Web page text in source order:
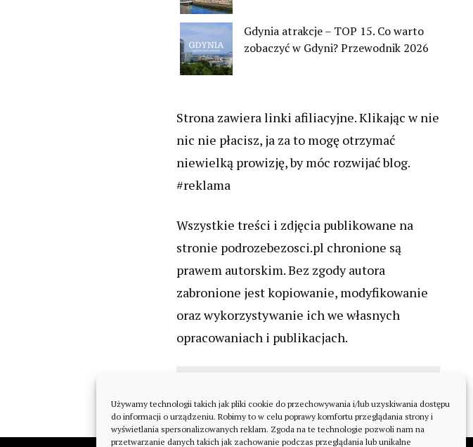
Używamy technologii takich jak pliki cookie do przechowywania i/lub uzyskiwania dostępu
do informacji o urządzeniu. Robimy to w celu poprawy komfortu przeglądania strony i
wyświetlania spersonalizowanych reklam. Zgoda na te technologie pozwoli nam na
przetwarzanie danych takich jak zachowanie podczas przeglądania lub unikalne
Gdynia atrakcje – TOP 15. Co warto
zobaczyć w Gdyni? Przewodnik 2026
Strona zawiera linki afiliacyjne. Klikając w nie
nic nie płacisz, ja za to mogę otrzymać
niewielką prowizję, by móc rozwijać blog.
#reklama
Wszystkie treści i zdjęcia publikowane na
stronie podrozebezosci.pl chronione są
prawem autorskim. Bez zgody autora
zabronione jest kopiowanie, modyfikowanie
oraz wykorzystywanie ich we własnych
opracowaniach i publikacjach.